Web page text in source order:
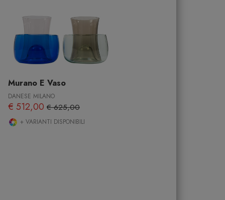
Murano E Vaso
DANESE MILANO
€ 512,00 € 625,00
+ VARIANTI DISPONIBILI